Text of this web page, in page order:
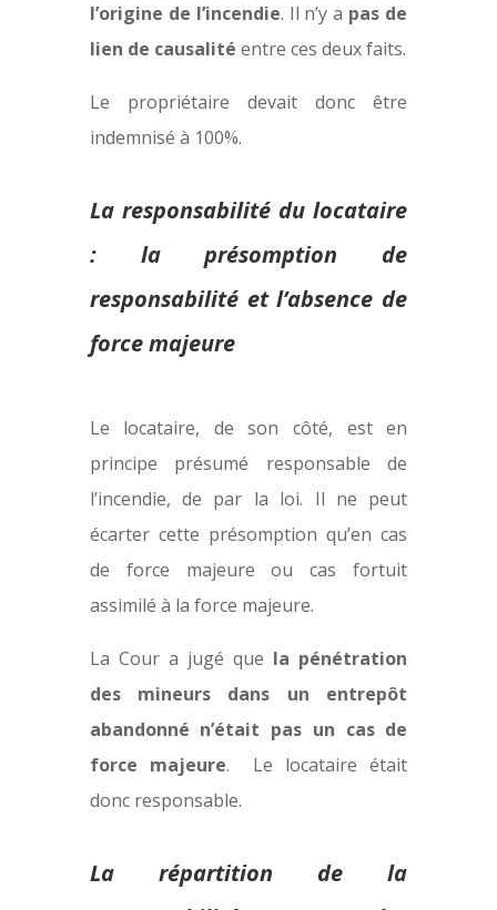
l’origine de l’incendie. Il n’y a pas de
lien de causalité entre ces deux faits.
Le propriétaire devait donc être
indemnisé à 100%.
La responsabilité du locataire
: la présomption de
responsabilité et l’absence de
force majeure
Le locataire, de son côté, est en
principe présumé responsable de
l’incendie, de par la loi. Il ne peut
écarter cette présomption qu’en cas
de force majeure ou cas fortuit
assimilé à la force majeure.
La Cour a jugé que la pénétration
des mineurs dans un entrepôt
abandonné n’était pas un cas de
force majeure. Le locataire était
donc responsable.
La répartition de la